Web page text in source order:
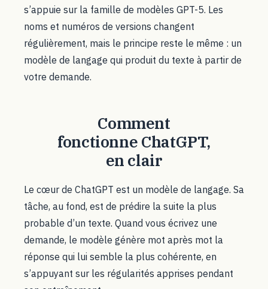
s’appuie sur la famille de modèles GPT-5. Les
noms et numéros de versions changent
régulièrement, mais le principe reste le même : un
modèle de langage qui produit du texte à partir de
votre demande.
Comment
fonctionne ChatGPT,
en clair
Le cœur de ChatGPT est un modèle de langage. Sa
tâche, au fond, est de prédire la suite la plus
probable d’un texte. Quand vous écrivez une
demande, le modèle génère mot après mot la
réponse qui lui semble la plus cohérente, en
s’appuyant sur les régularités apprises pendant